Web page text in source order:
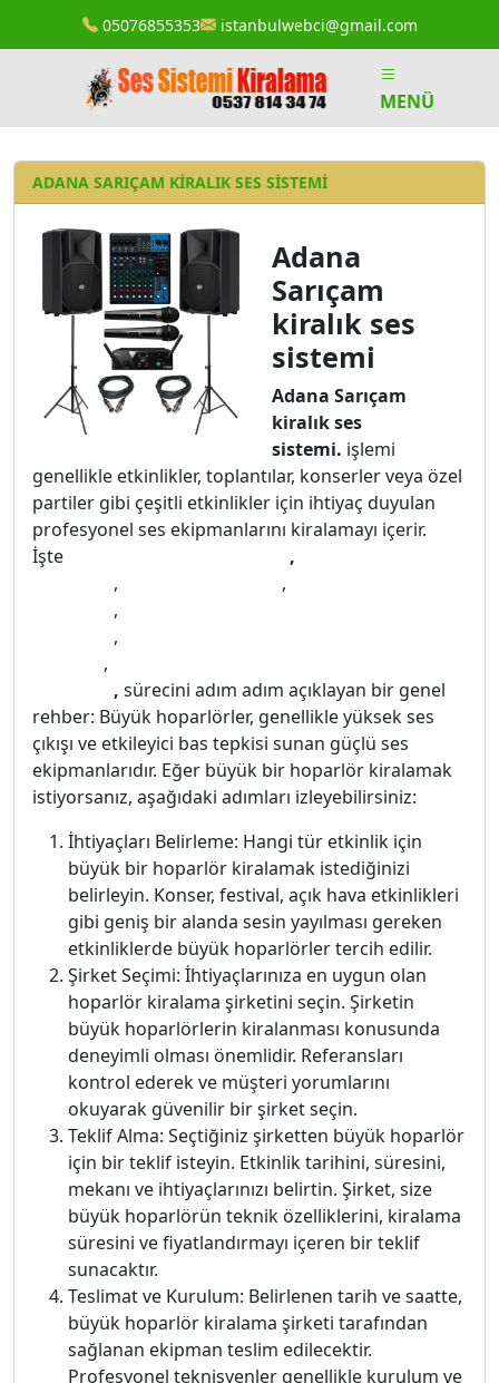
05076855353 istanbulwebci@gmail.com
MENÜ
ADANA SARIÇAM KIRALIK SES SISTEMI
Adana
Sarıçam
kiralık ses
sistemi
Adana Sarıçam
kiralık ses
sistemi. işlemi
genellikle etkinlikler, toplantılar, konserler veya özel
partiler gibi çeşitli etkinlikler için ihtiyaç duyulan
profesyonel ses ekipmanlarını kiralamayı içerir.
İşte
,
, ,
,
,
,
, sürecini adım adım açıklayan bir genel
rehber: Büyük hoparlörler, genellikle yüksek ses
çıkışı ve etkileyici bas tepkisi sunan güçlü ses
ekipmanlarıdır. Eğer büyük bir hoparlör kiralamak
istiyorsanız, aşağıdaki adımları izleyebilirsiniz:
İhtiyaçları Belirleme: Hangi tür etkinlik için
büyük bir hoparlör kiralamak istediğinizi
belirleyin. Konser, festival, açık hava etkinlikleri
gibi geniş bir alanda sesin yayılması gereken
etkinliklerde büyük hoparlörler tercih edilir.
Şirket Seçimi: İhtiyaçlarınıza en uygun olan
hoparlör kiralama şirketini seçin. Şirketin
büyük hoparlörlerin kiralanması konusunda
deneyimli olması önemlidir. Referansları
kontrol ederek ve müşteri yorumlarını
okuyarak güvenilir bir şirket seçin.
Teklif Alma: Seçtiğiniz şirketten büyük hoparlör
için bir teklif isteyin. Etkinlik tarihini, süresini,
mekanı ve ihtiyaçlarınızı belirtin. Şirket, size
büyük hoparlörün teknik özelliklerini, kiralama
süresini ve fiyatlandırmayı içeren bir teklif
sunacaktır.
Teslimat ve Kurulum: Belirlenen tarih ve saatte,
büyük hoparlör kiralama şirketi tarafından
sağlanan ekipman teslim edilecektir.
Profesyonel teknisyenler genellikle kurulum ve